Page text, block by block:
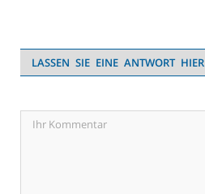
LASSEN SIE EINE ANTWORT HIER